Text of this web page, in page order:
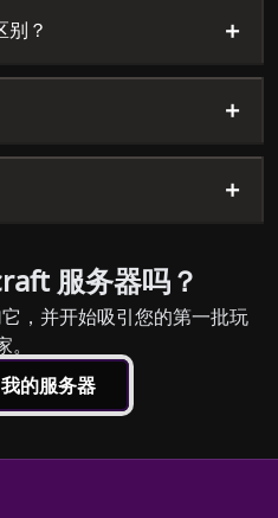
别？ +
+
+
服务器吗？
，并开始吸引您的第一批玩
。
的服务器